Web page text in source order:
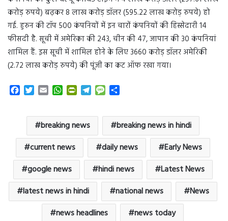
करोड़ रुपये) बढ़कर 8 लाख करोड़ डॉलर (595.22 लाख करोड़ रुपये) हो
गई. हुरुन की टॉप 500 कंपनियों में इन चारों कंपनियों की हिस्सेदारी 14
फीसदी है. सूची में अमेरिका की 243, चीन की 47, जापान की 30 कंपनियां
शामिल हैं. इस सूची में शामिल होने के लिए 3660 करोड़ डॉलर अमेरिकी
(2.72 लाख करोड़ रुपये) की पूंजी का कट ऑफ रखा गया।
o
k
T
t
t
e
r
i
l
W
t
s
A
p
p
P
n
t
F
i
n
d
l
y
T
e
r
m
M
s
g
e
r
e
breaking news
breaking news in hindi
current news
daily news
Early News
google news
hindi news
Latest News
latest news in hindi
national news
News
news headlines
news today